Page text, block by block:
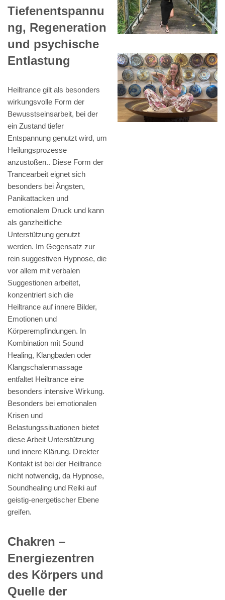
Tiefenentspannu
ng, Regeneration
und psychische
Entlastung
Heiltrance gilt als besonders
wirkungsvolle Form der
Bewusstseinsarbeit, bei der
ein Zustand tiefer
Entspannung genutzt wird, um
Heilungsprozesse
anzustoßen.. Diese Form der
Trancearbeit eignet sich
besonders bei Ängsten,
Panikattacken und
emotionalem Druck und kann
als ganzheitliche
Unterstützung genutzt
werden. Im Gegensatz zur
rein suggestiven Hypnose, die
vor allem mit verbalen
Suggestionen arbeitet,
konzentriert sich die
Heiltrance auf innere Bilder,
Emotionen und
Körperempfindungen. In
Kombination mit Sound
Healing, Klangbaden oder
Klangschalenmassage
entfaltet Heiltrance eine
besonders intensive Wirkung.
Besonders bei emotionalen
Krisen und
Belastungssituationen bietet
diese Arbeit Unterstützung
und innere Klärung. Direkter
Kontakt ist bei der Heiltrance
nicht notwendig, da Hypnose,
Soundhealing und Reiki auf
geistig-energetischer Ebene
greifen.
Chakren –
Energiezentren
des Körpers und
Quelle der